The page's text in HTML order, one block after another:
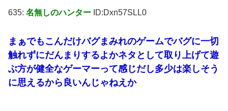
635: 名無しのハンター ID:Dxn57SLL0
まぁでもこんだけバグまみれのゲームでバグに一切
触れずにだんまりするよかネタとして取り上げて遊
ぶ方が健全なゲーマーって感じだし多少は楽しそう
に思えるから良いんじゃねえか